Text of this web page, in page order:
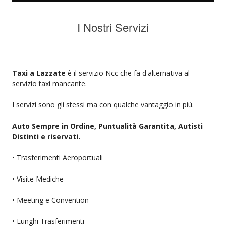
I Nostri Servizi
Taxi a Lazzate è il servizio Ncc che fa d'alternativa al
servizio taxi mancante.
I servizi sono gli stessi ma con qualche vantaggio in più.
Auto Sempre in Ordine, Puntualità Garantita, Autisti
Distinti e riservati.
• Trasferimenti Aeroportuali
• Visite Mediche
• Meeting e Convention
• Lunghi Trasferimenti